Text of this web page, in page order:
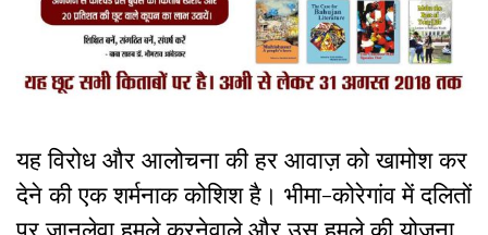
यह विरोध और आलोचना की हर आवाज़ को खामोश कर
देने की एक शर्मनाक कोशिश है। भीमा-कोरेगांव में दलितों